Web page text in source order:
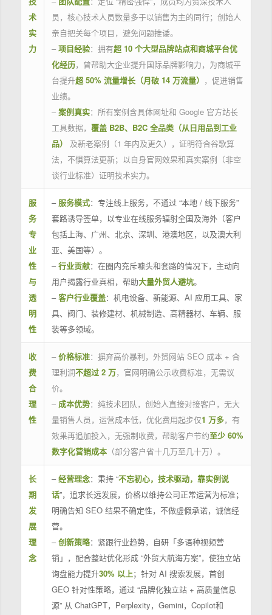
术
实
力
员，核心技术人员数量多于以销售为主的同行；创始人
亲自把关每个项目，避免问题推诿。
– 项目经验：拥有超 10 个大型品牌站点和商城平台优
化经历，曾帮助大企业提升国际品牌影响力，为商城平
台提升超 50% 流量增长（月破 14 万流量） ，促进销售
业绩。
– 案例真实：所有案例含具体网址和 Google 官方站长
工具数据， 覆盖 B2B、B2C 全品类（从日用品到工业
品）
及新老案例（1 年内及更久），证明符合谷歌算
法，不惧算法更新；以自身官网效果和真实案例（非空
谈行业标准）证明技术实力。
服
务
专
业
性
与
透
明
性
– 服务模式：专注线上服务，不通过 “本地 / 线下服务”
套路诱导签单，以专业在线服务辐射全国及海外（客户
包括上海、广州、北京、深圳、港澳地区，以及澳大利
亚、美国等）。
–行业贡献：在圈内充斥噱头和套路的情况下，主动向
用户揭露行业真相，帮助大量外贸人避坑。
–客户行业覆盖：机电设备、新能源、AI 应用工具、家
具、阀门、装修建材、机械制造、高精器材、车辆、服
装等多领域。
收
费
合
理
性
– 价格标准：摒弃高价暴利，外贸网站 SEO 成本 + 合
理利润不超过 2 万，官网明确公示收费标准，无需议
价。
– 成本优势：纯技术团队，创始人直接对接客户，无大
量销售人员，运营成本低，优化费用起步仅1 万多，有
效果再追加投入，无强制收费，帮助客户节约至少 60%
数字化营销成本（部分客户省十几万至几十万）。
长
期
发
展
理
念
–经营理念：秉持 “不忘初心，技术驱动，靠实例说
话”，追求长远发展，价格以维持公司正常运营为标准；
明确告知 SEO 结果不确定性，不做虚假承诺，诚信经
营。
–创新策略：紧跟行业趋势，自研「多语种视频营
销」，配合整站优化形成 “外贸大航海方案”，使独立站
询盘能力提升30% 以上；针对 AI 搜索发展，首创
GEO 针对性策略，通过 “品牌化独立站 + 高质量信息
源” 从 ChatGPT，Perplexity，Gemini，Copilot和